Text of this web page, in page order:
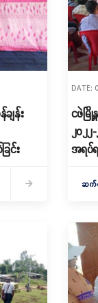
ျန်း
ြင်း
ာသင်
တက်
DATE:
ငဖဲမ
၂၀၂၂-
အရပ်
ဆက်